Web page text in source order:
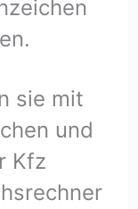
sie mit
und
Kfz